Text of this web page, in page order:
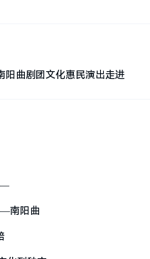
曲剧团文化惠民演出走进
南阳曲